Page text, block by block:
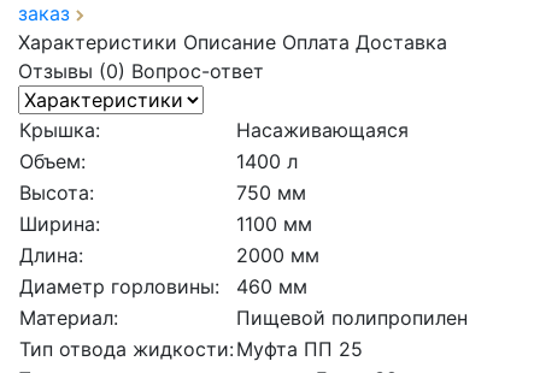
заказ
Характеристики Описание Оплата Доставка
Отзывы (0) Вопрос-ответ
Крышка:
Насаживающаяся
Объем:
1400 л
Высота:
750 мм
Ширина:
1100 мм
Длина:
2000 мм
Диаметр горловины:
460 мм
Материал:
Пищевой полипропилен
Тип отвода жидкости:Муфта ПП 25